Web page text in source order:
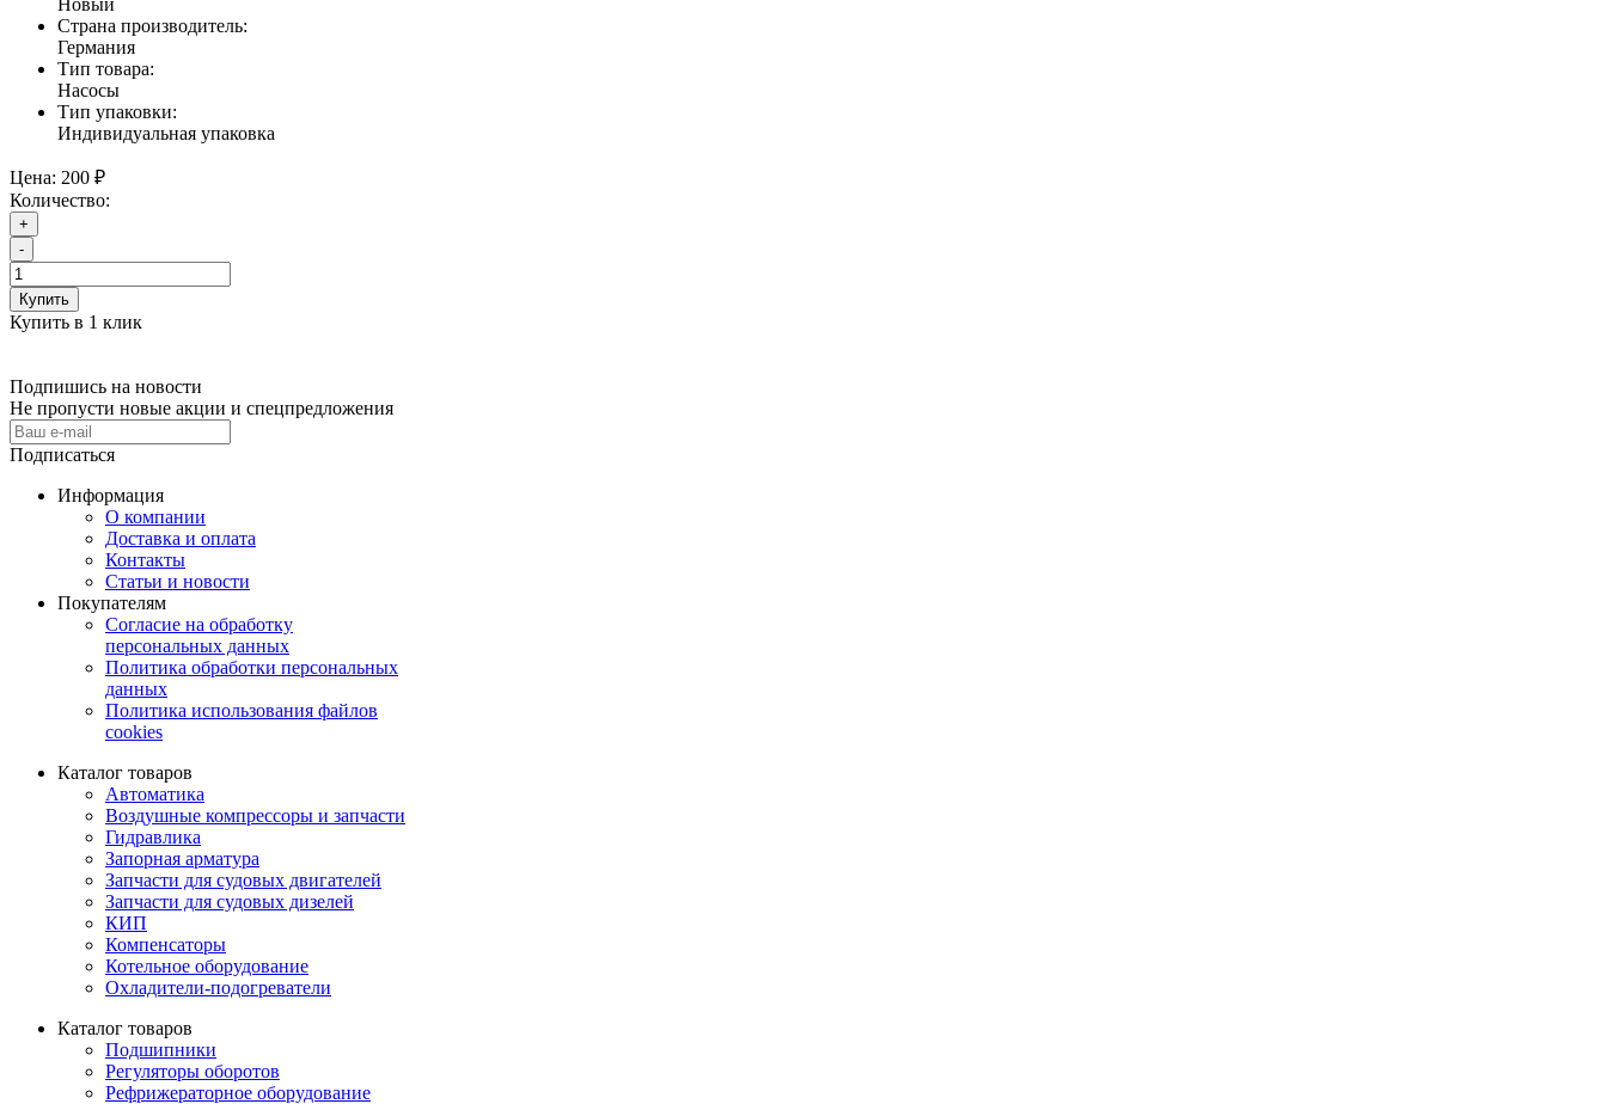
Новый
Страна производитель:
Германия
Тип товара:
Насосы
Тип упаковки:
Индивидуальная упаковка
Цена: 200 ₽
Количество:
+
-
Купить
Купить в 1 клик
Подпишись на новости
Не пропусти новые акции и спецпредложения
Подписаться
Информация
О компании
Доставка и оплата
Контакты
Статьи и новости
Покупателям
Согласие на обработку
персональных данных
Политика обработки персональных
данных
Политика использования файлов
cookies
Каталог товаров
Автоматика
Воздушные компрессоры и запчасти
Гидравлика
Запорная арматура
Запчасти для судовых двигателей
Запчасти для судовых дизелей
КИП
Компенсаторы
Котельное оборудование
Охладители-подогреватели
Каталог товаров
Подшипники
Регуляторы оборотов
Рефрижераторное оборудование